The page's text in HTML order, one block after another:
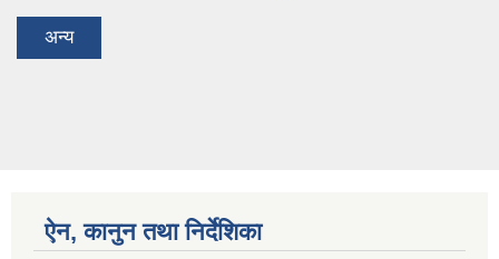
अन्य
ऐन, कानुन तथा निर्देशिका